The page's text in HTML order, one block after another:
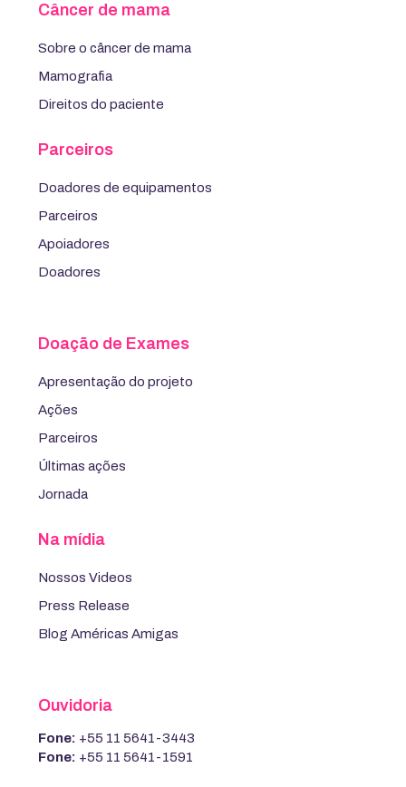
Câncer de mama
Sobre o câncer de mama
Mamografia
Direitos do paciente
Parceiros
Doadores de equipamentos
Parceiros
Apoiadores
Doadores
Doação de Exames
Apresentação do projeto
Ações
Parceiros
Últimas ações
Jornada
Na mídia
Nossos Videos
Press Release
Blog Américas Amigas
Ouvidoria
Fone: +55 11 5641-3443
Fone: +55 11 5641-1591